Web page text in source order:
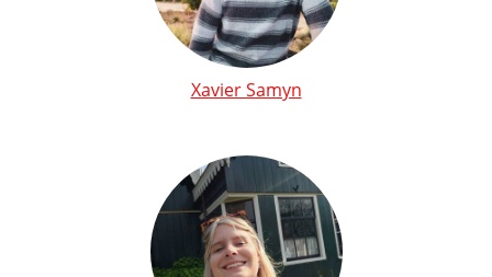
Xavier Samyn